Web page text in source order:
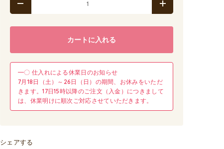
カートに入れる
━〇 仕入れによる休業日のお知らせ
7月18日（土）～26日（日）の期間、お休みをいただ
きます。17日15時以降のご注文（入金）につきまして
は、休業明けに順次ご対応させていただきます。
シェアする